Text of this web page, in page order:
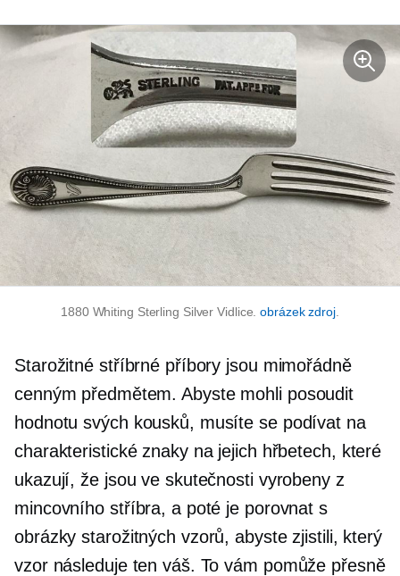
1880 Whiting Sterling Silver Vidlice.obrázek zdroj
Starožitné stříbrné příbory jsou mimořádně
cenným předmětem. Abyste mohli posoudit
hodnotu svých kousků, musíte se podívat na
charakteristické znaky na jejich hřbetech, které
ukazují, že jsou ve skutečnosti vyrobeny z
mincovního stříbra, a poté je porovnat s
obrázky starožitných vzorů, abyste zjistili, který
vzor následuje ten váš. To vám pomůže přesně